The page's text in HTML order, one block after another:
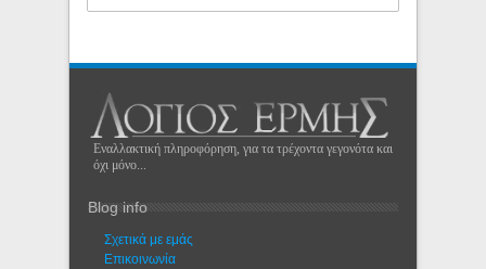
Εναλλακτική πληροφόρηση, για τα τρέχοντα γεγονότα και
όχι μόνο...
Blog info
Σχετικά με εμάς
Eπικοινωνία